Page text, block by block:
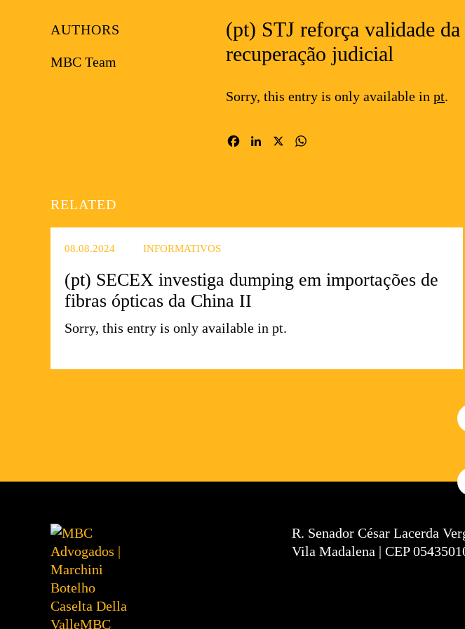
(pt) STJ reforça validade
recuperação judicial
Sorry, this entry is only available in pt.
FacebookLinkedIn
AUTHORS
MBC Team
RELATED
08.08.2024 INFORMATIVOS
(pt) SECEX investiga dumping em importações de
fibras ópticas da China II
Sorry, this entry is only available in pt.
R. Senador César Lacerda
Vila Madalena | CEP